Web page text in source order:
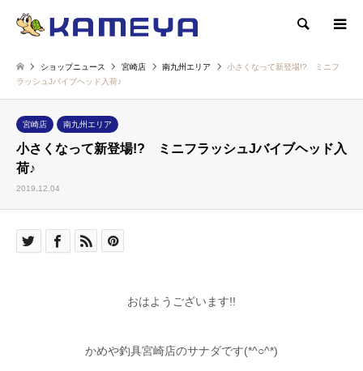
検索
ショップニュース 宮崎店 南九州エリア
小さくなって新登場!? ミニフ
ラッシュJバイブヘッド入荷♪
宮崎店 南九州エリア
小さくなって新登場!? ミニフラッシュJバイブヘッド入
荷♪
2019.12.04
おはようございます!!
かめや釣具宮崎店のサナダです(*^○^*)